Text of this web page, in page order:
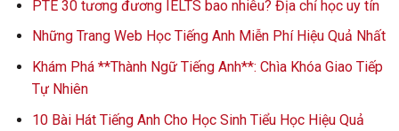
PTE 30 tương đương IELTS bao nhiêu? Địa chỉ học uy tín
Những Trang Web Học Tiếng Anh Miễn Phí Hiệu Quả Nhất
Khám Phá **Thành Ngữ Tiếng Anh**: Chìa Khóa Giao Tiếp
Tự Nhiên
10 Bài Hát Tiếng Anh Cho Học Sinh Tiểu Học Hiệu Quả